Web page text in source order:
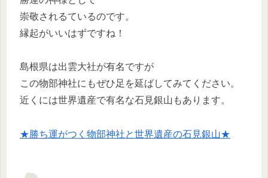
崇敬されるているのです。
縁起がいいはずですね！
島根県は出雲大社が有名ですが
この物部神社にもぜひ足を延ばしてみてください。
近くには世界遺産で有名な石見銀山もあります。
★勝ち運がつく物部神社と世界遺産の石見銀山★